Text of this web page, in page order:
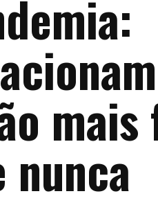
nunca